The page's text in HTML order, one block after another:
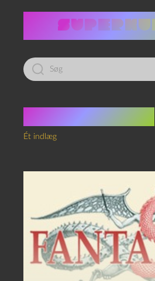
Led
efter:
Fantastik
Ét indlæg